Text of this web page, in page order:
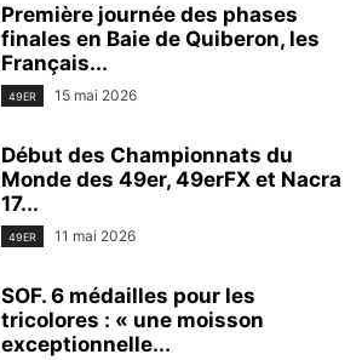
Première journée des phases
finales en Baie de Quiberon, les
Français...
49ER 15 mai 2026
Début des Championnats du
Monde des 49er, 49erFX et Nacra
17...
49ER 11 mai 2026
SOF. 6 médailles pour les
tricolores : « une moisson
exceptionnelle...